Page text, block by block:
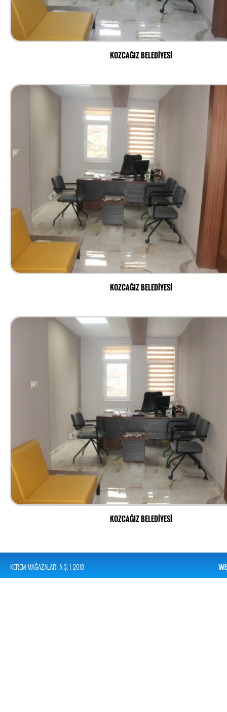
KOZCAĞIZ BELEDİYESİ
KOZCAĞIZ BELEDİYESİ
KOZCAĞIZ BELEDİYESİ
KEREM MAĞAZALARI A.Ş. | 2018